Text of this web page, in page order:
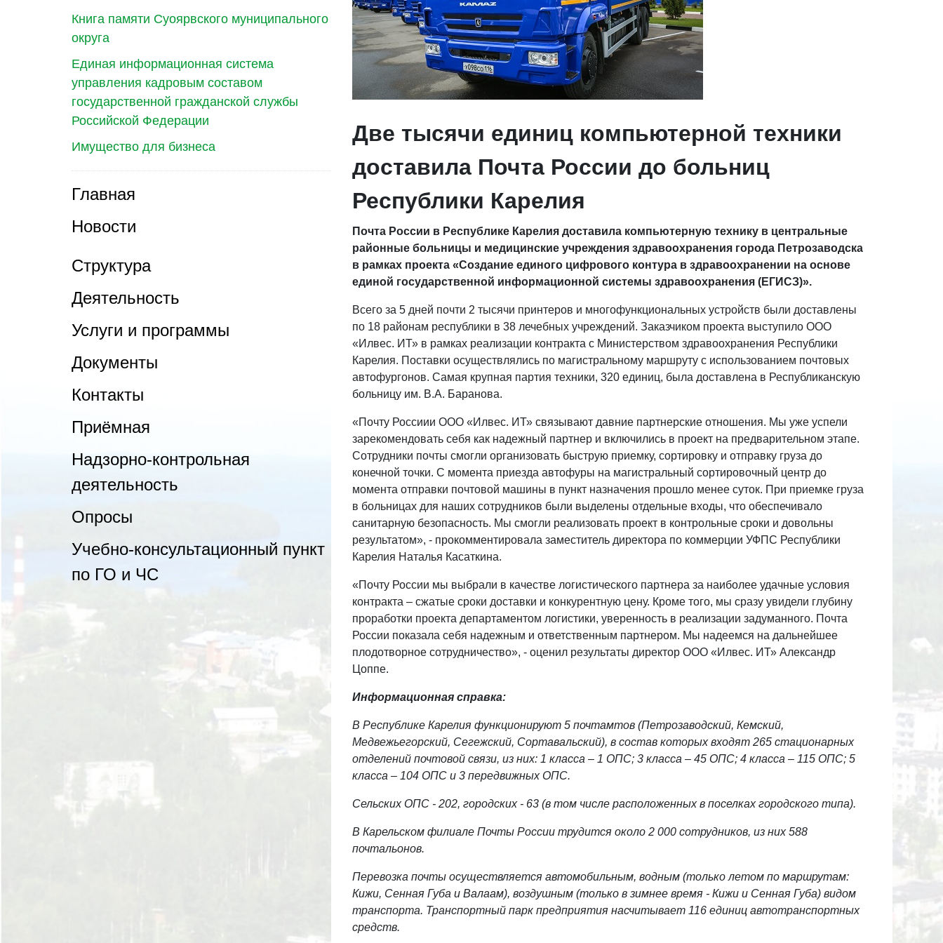
Книга памяти Суоярвского муниципального
округа
Единая информационная система
управления кадровым составом
государственной гражданской службы
Российской Федерации
Имущество для бизнеса
Главная
Новости
Структура
Деятельность
Услуги и программы
Документы
Контакты
Приёмная
Надзорно-контрольная
деятельность
Опросы
Учебно-консультационный пункт
по ГО и ЧС
Две тысячи единиц компьютерной техники
доставила Почта России до больниц
Республики Карелия
Почта России в Республике Карелия доставила компьютерную технику в центральные
районные больницы и медицинские учреждения здравоохранения города Петрозаводска
в рамках проекта «Создание единого цифрового контура в здравоохранении на основе
единой государственной информационной системы здравоохранения (ЕГИСЗ)».
Всего за 5 дней почти 2 тысячи принтеров и многофункциональных устройств были доставлены
по 18 районам республики в 38 лечебных учреждений. Заказчиком проекта выступило ООО
«Илвес. ИТ» в рамках реализации контракта с Министерством здравоохранения Республики
Карелия. Поставки осуществлялись по магистральному маршруту с использованием почтовых
автофургонов. Самая крупная партия техники, 320 единиц, была доставлена в Республиканскую
больницу им. В.А. Баранова.
«Почту Россиии ООО «Илвес. ИТ» связывают давние партнерские отношения. Мы уже успели
зарекомендовать себя как надежный партнер и включились в проект на предварительном этапе.
Сотрудники почты смогли организовать быструю приемку, сортировку и отправку груза до
конечной точки. С момента приезда автофуры на магистральный сортировочный центр до
момента отправки почтовой машины в пункт назначения прошло менее суток. При приемке груза
в больницах для наших сотрудников были выделены отдельные входы, что обеспечивало
санитарную безопасность. Мы смогли реализовать проект в контрольные сроки и довольны
результатом», - прокомментировала заместитель директора по коммерции УФПС Республики
Карелия Наталья Касаткина.
«Почту России мы выбрали в качестве логистического партнера за наиболее удачные условия
контракта – сжатые сроки доставки и конкурентную цену. Кроме того, мы сразу увидели глубину
проработки проекта департаментом логистики, уверенность в реализации задуманного. Почта
России показала себя надежным и ответственным партнером. Мы надеемся на дальнейшее
плодотворное сотрудничество», - оценил результаты директор ООО «Илвес. ИТ» Александр
Цоппе.
Информационная справка:
В Республике Карелия функционируют 5 почтамтов (Петрозаводский, Кемский,
Медвежьегорский, Сегежский, Сортавальский), в состав которых входят 265 стационарных
отделений почтовой связи, из них: 1 класса – 1 ОПС; 3 класса – 45 ОПС; 4 класса – 115 ОПС; 5
класса – 104 ОПС и 3 передвижных ОПС.
Сельских ОПС - 202, городских - 63 (в том числе расположенных в поселках городского типа).
В Карельском филиале Почты России трудится около 2 000 сотрудников, из них 588
почтальонов.
Перевозка почты осуществляется автомобильным, водным (только летом по маршрутам:
Кижи, Сенная Губа и Валаам), воздушным (только в зимнее время - Кижи и Сенная Губа) видом
транспорта. Транспортный парк предприятия насчитывает 116 единиц автотранспортных
средств.